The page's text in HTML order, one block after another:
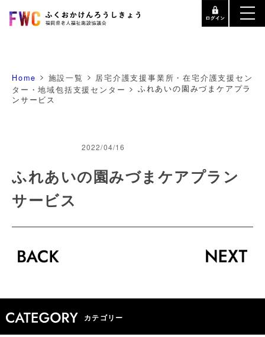
Home > 施設一覧 > 居宅介護支援事業所・在宅介護支援セン
ター・地域包括支援センター > ふれあいの園みづまケアプラ
ンサービス
2022/04/16
ふれあいの園みづまケアプラン
サービス
カテゴリー